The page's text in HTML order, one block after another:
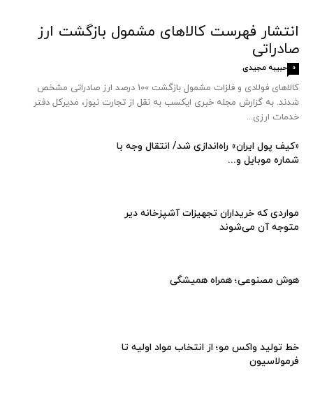
انتشار فهرست کالاهای مشمول بازگشت ارز
صادراتی
حبیبه مجیدی 0
کالاهای فولادی و فلزات مشمول بازگشت 100 درصد ارز صادراتی مشخص
شدند. به گزارش مجله خبری ایکسب به نقل از تجارت نیوز، مدیرکل دفتر
خدمات ارزی...
«کیف پول ایران» راه‌اندازی شد/ انتقال وجه با
شماره موبایل و...
مواردی که خریداران تجهیزات آشپزخانه دیر
متوجه آن می‌شوند
هوش مصنوعی؛ همراه همیشگی
خط تولید واکس مو؛ از انتخاب مواد اولیه تا
فرمولاسیون